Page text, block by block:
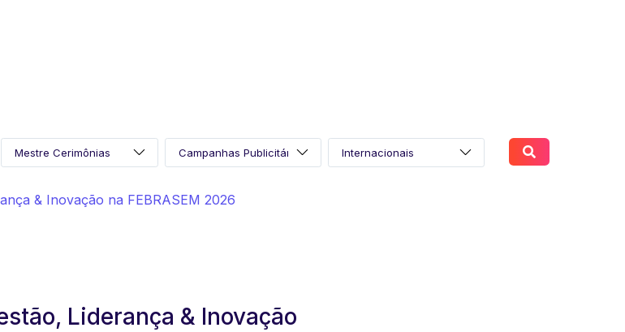
& Inovação na FEBRASEM 2026
Liderança & Inovação